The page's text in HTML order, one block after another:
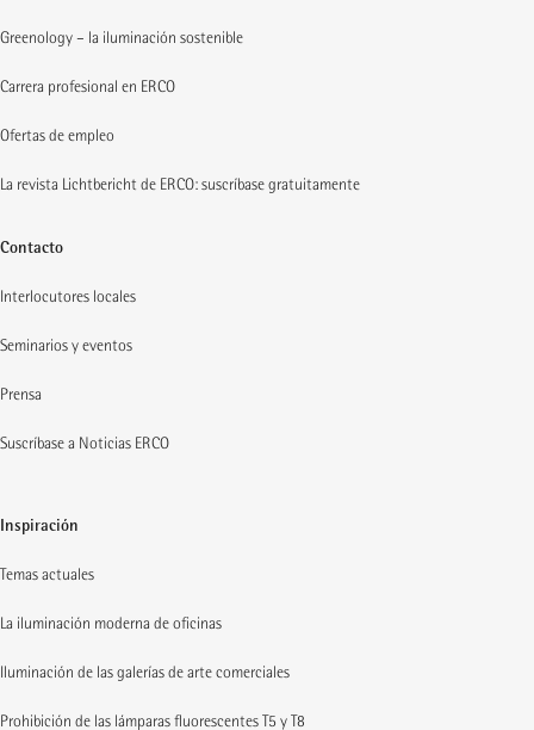
Greenology – la iluminación sostenible
Carrera profesional en ERCO
Ofertas de empleo
La revista Lichtbericht de ERCO: suscríbase gratuitamente
Contacto
Interlocutores locales
Seminarios y eventos
Prensa
Suscríbase a Noticias ERCO
Inspiración
Temas actuales
La iluminación moderna de oficinas
Iluminación de las galerías de arte comerciales
Prohibición de las lámparas fluorescentes T5 y T8